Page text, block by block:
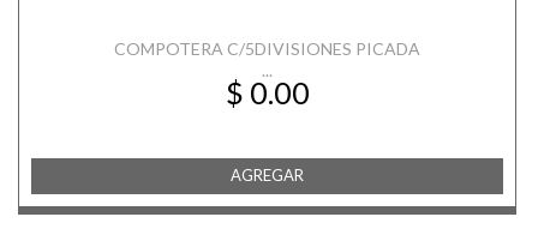
COMPOTERA C/5DIVISIONES PICADA
...
$ 0.00
AGREGAR